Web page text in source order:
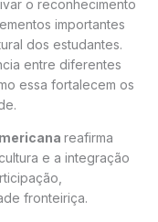
o reconhecimento
importantes
dos estudantes.
entre diferentes
essa fortalecem os
reafirma
e a integração
fronteiriça.